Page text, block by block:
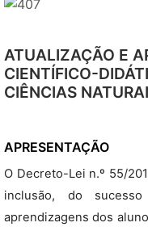
ATUALIZAÇÃO E
CIENTÍFICO-
CIÊNCIAS
APRESENTAÇÃO
O Decreto-Lei n.º 55/
inclusão, do
aprendizagens dos